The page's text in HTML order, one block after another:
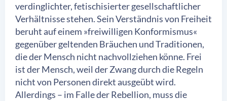
verdinglichter, fetischisierter gesellschaftlicher
Verhältnisse stehen. Sein Verständnis von Freiheit
beruht auf einem »freiwilligen Konformismus«
gegenüber geltenden Bräuchen und Traditionen,
die der Mensch nicht nachvollziehen könne. Frei
ist der Mensch, weil der Zwang durch die Regeln
nicht von Personen direkt ausgeübt wird.
Allerdings – im Falle der Rebellion, muss die